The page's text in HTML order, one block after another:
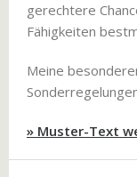
gerechtere
Fähigkeiten
Meine
» Muster-Text